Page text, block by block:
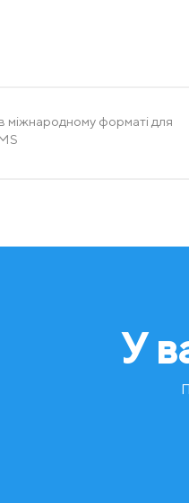
міжнародному форматі для
У